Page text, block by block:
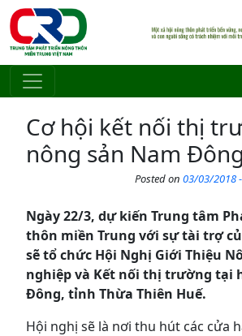
Skip to main content
Cơ hội kết nối thị
nông sản Nam Đông
Posted on 03/03/2018
Ngày 22/3, dự kiến Trung tâm
thôn miền Trung với sự tài trợ
sẽ tổ chức Hội Nghị Giới Thiệu
nghiệp và Kết nối thị trường tại
Đông, tỉnh Thừa Thiên Huế.
Hội nghị sẽ là nơi thu hút các cửa